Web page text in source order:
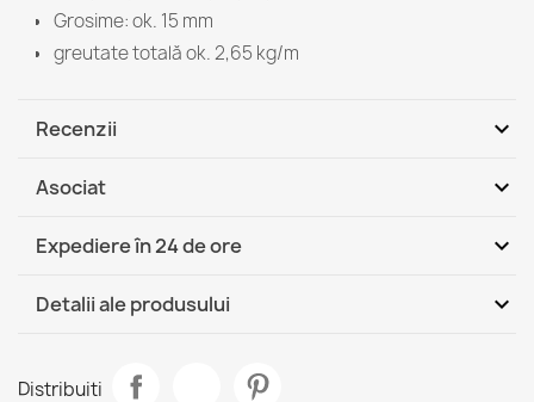
Grosime: ok. 15 mm
greutate totală ok. 2,65 kg/m
Recenzii expand_more
Asociat expand_more
Covor Royal AGY Maro Polipropilen 300x400cm
1.624,90 lej
Expediere în 24 de ore expand_more
DHL / GLS România - Ramburs
(COD)
Detalii ale produsului expand_more
Distribuiti